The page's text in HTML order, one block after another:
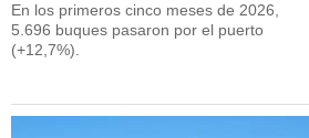
En los primeros cinco meses de 2026,
5.696 buques pasaron por el puerto
(+12,7%).